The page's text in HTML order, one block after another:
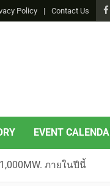
Policy Contact Us
EVENT
ภายในปีนี้